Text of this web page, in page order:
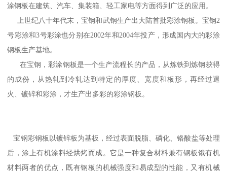
涂钢板在建筑、汽车、集装箱、轻工家电等方面得到广泛的应用。
上世纪八十年代末，宝钢和武钢生产出大陆首批彩涂钢板。宝钢2
号彩涂和3号彩涂也分别在2002年和2004年投产，形成国内大的彩涂
钢板生产基地。
在宝钢，彩涂钢板是一个生产流程长的产品，从炼铁到炼钢获得
的成份，从热轧到冷轧达到特定的厚度、宽度和板形，再经过退
火、镀锌和彩涂，才生产出多彩的彩涂钢板。
宝钢彩钢板以镀锌板为基板，经过表面脱脂、磷化、铬酸盐等处理
后，涂上有机涂料经烘烤而成。它是一种复合材料兼有钢板饿有机
材料两者的优点，既有钢板的机械强度和易成型的性能，又有机械